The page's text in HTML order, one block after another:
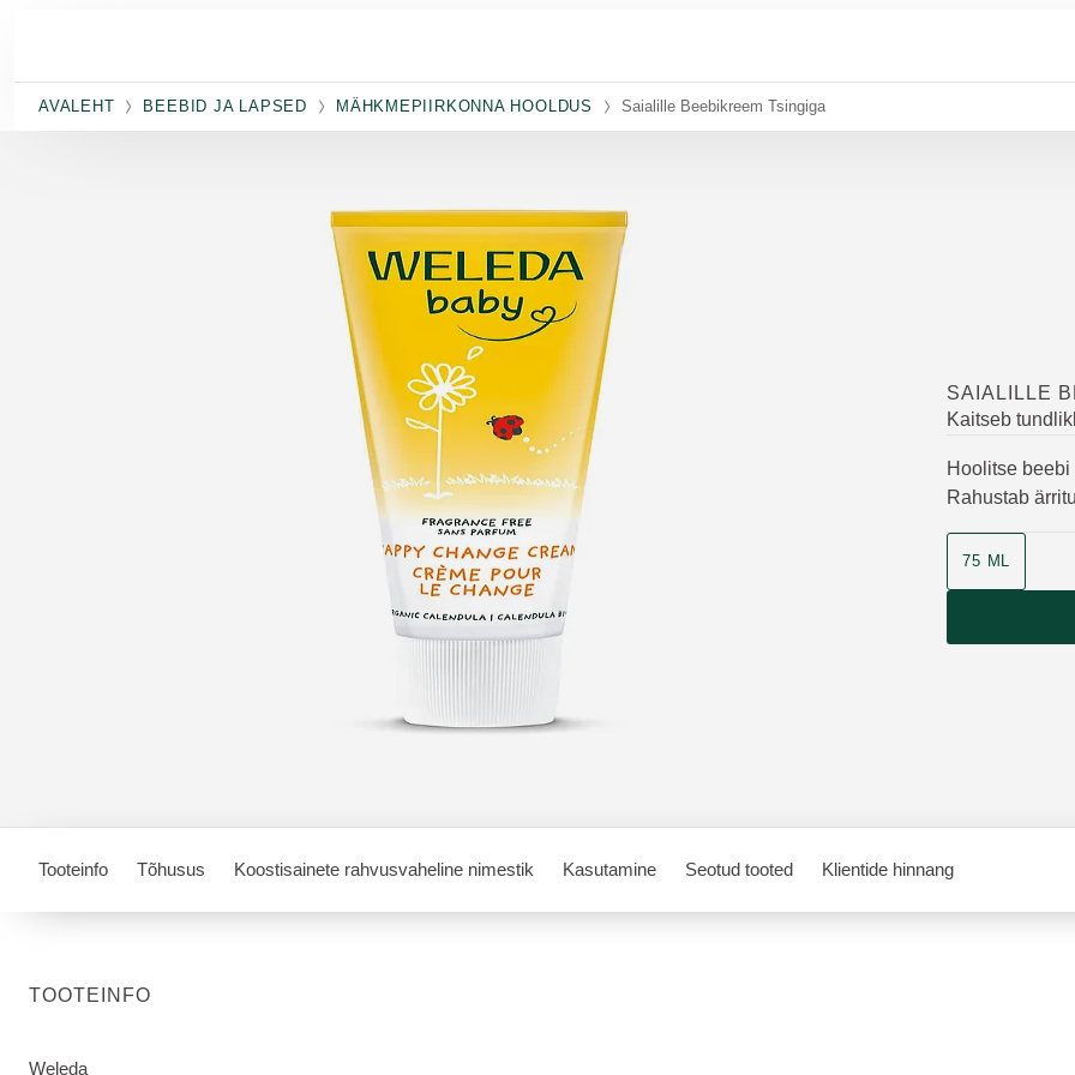
AVALEHT BEEBID JA LAPSED MÄHKMEPIIRKONNA HOOLDUS Saialille Beebikreem Tsingiga
SAIALILLE
Kaitseb
Hoolitse
Rahustab
75 ML
Tooteinfo Tõhusus Koostisainete rahvusvaheline nimestik Kasutamine Seotud tooted Klientide hinnang
TOOTEINFO
Weleda